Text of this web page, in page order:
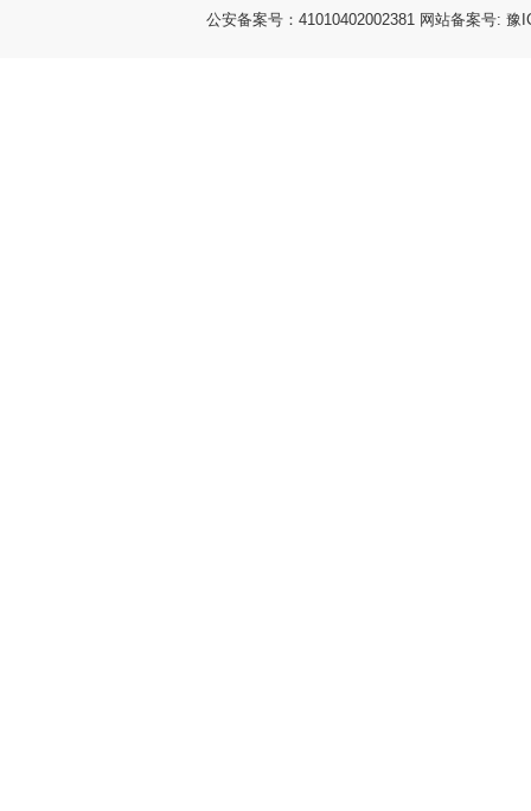
公安备案号：41010402002381 网站备案号: